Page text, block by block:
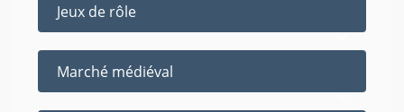
Jeux de rôle
Marché médiéval